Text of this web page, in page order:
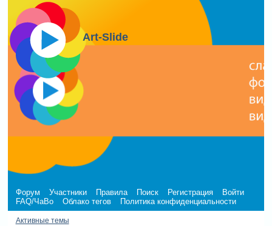
Art-Slide
Форум Участники Правила Поиск Регистрация
Войти
FAQ/ЧаВо
Облако тегов Политика конфиденциальности
Активные темы